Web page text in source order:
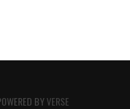
BYVERSE